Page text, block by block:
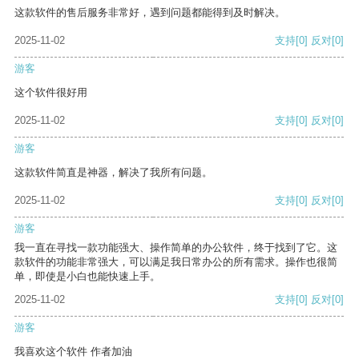
这款软件的售后服务非常好，遇到问题都能得到及时解决。
2025-11-02 支持[0] 反对[0]
游客
这个软件很好用
2025-11-02 支持[0] 反对[0]
游客
这款软件简直是神器，解决了我所有问题。
2025-11-02 支持[0] 反对[0]
游客
我一直在寻找一款功能强大、操作简单的办公软件，终于找到了它。这
款软件的功能非常强大，可以满足我日常办公的所有需求。操作也很简
单，即使是小白也能快速上手。
2025-11-02
支持[0] 反对[0]
游客
我喜欢这个软件 作者加油